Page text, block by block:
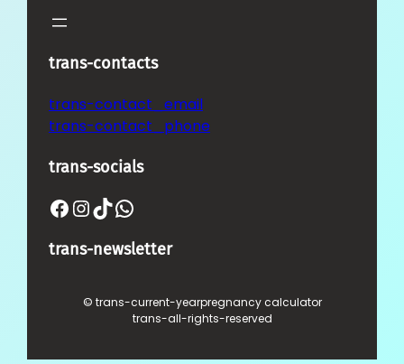
trans-contacts
trans-contact_email
trans-contact_phone
trans-socials
Facebook InstagramTikTok WhatsApp
trans-newsletter
© trans-current-yearpregnancy calculator
trans-all-rights-reserved